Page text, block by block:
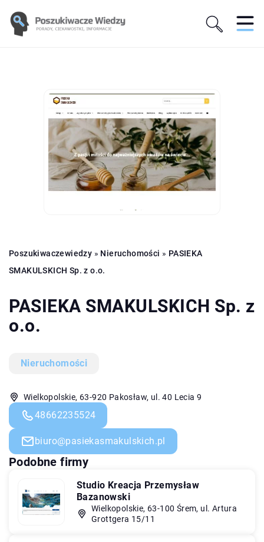
Poszukiwaczewiedzy » Nieruchomości » PASIEKA
SMAKULSKICH Sp. z o.o.
PASIEKA SMAKULSKICH Sp. z
o.o.
Nieruchomości
Wielkopolskie, 63-920 Pakosław, ul. 40 Lecia 9
48662235524
biuro@pasiekasmakulskich.pl
Podobne firmy
Studio Kreacja Przemysław
Bazanowski
Wielkopolskie, 63-100 Śrem, ul. Artura
Grottgera 15/11